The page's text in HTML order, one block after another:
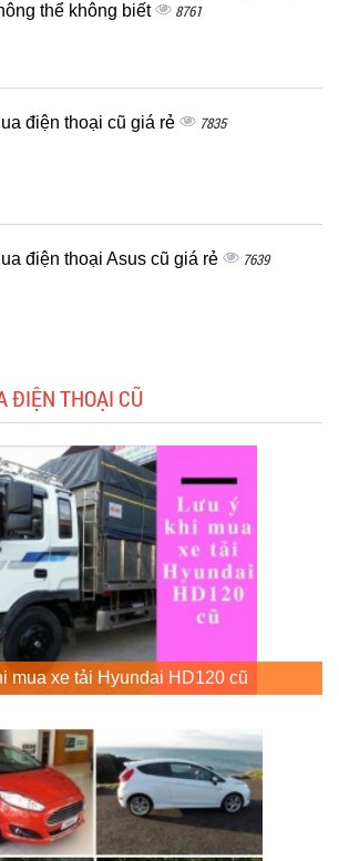
thể không biết
8761
điện thoại cũ giá rẻ 7835
điện thoại Asus cũ giá rẻ 7639
ĐIỆN THOẠI CŨ
mua xe tải Hyundai HD120 cũ